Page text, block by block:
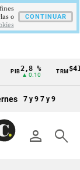
2,8 %
▲ 0.10
TRM
7 y 9 7 y 9
person search
o
CONTINUAR